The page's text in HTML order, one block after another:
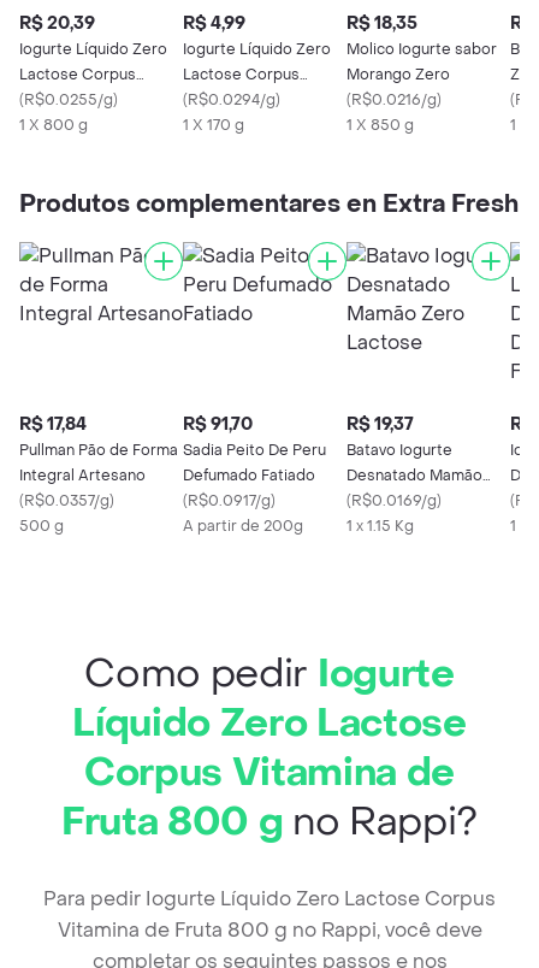
R$ 20,39
Iogurte Líquido Zero
Lactose Corpus
Morango 800 g
(R$0.0255/g)
1 X 800 g
R$ 4,99
Iogurte Líquido Zero
Lactose Corpus
Morango 170g
(R$0.0294/g)
1 X 170 g
R$ 18,35
Molico Iogurte sabor
Morango Zero
(R$0.0216/g)
1 X 850 g
R$
(
1 X
Produtos complementares en Extra Fresh
R$ 17,84
Pullman Pão de Forma
Integral Artesano
(R$0.0357/g)
500 g
R$ 91,70
Sadia Peito De Peru
Defumado Fatiado
(R$0.0917/g)
A partir de 200g
R$ 19,37
Batavo Iogurte
Desnatado Mamão
Zero Lactose
(R$0.0169/g)
1 x 1.15 Kg
R$
(
1 X
Como pedir Iogurte
Líquido Zero Lactose
Corpus Vitamina de
Fruta 800 g no Rappi?
Para pedir Iogurte Líquido Zero Lactose Corpus
Vitamina de Fruta 800 g no Rappi, você deve
completar os seguintes passos e nos